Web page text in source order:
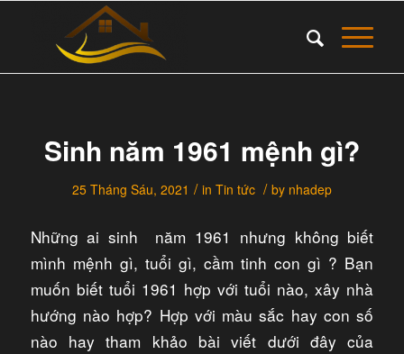
Sinh năm 1961 mệnh gì?
25 Tháng Sáu, 2021 / in Tin tức / by nhadep
Những ai sinh năm 1961 nhưng không biết
mình mệnh gì, tuổi gì, cầm tinh con gì ? Bạn
muốn biết tuổi 1961 hợp với tuổi nào, xây nhà
hướng nào hợp? Hợp với màu sắc hay con số
nào hay tham khảo bài viết dưới đây của